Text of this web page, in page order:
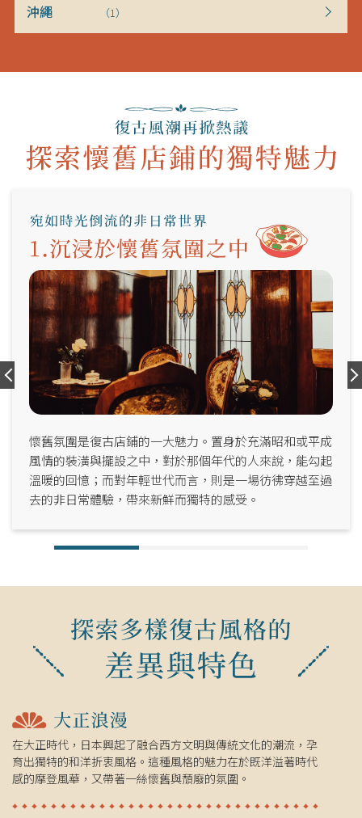
沖繩 （1）
懷舊氛圍是復古店鋪的一大魅力。置身於充滿昭和或平成
風情的裝潢與擺設之中，對於那個年代的人來說，能勾起
溫暖的回憶；而對年輕世代而言，則是一場彷彿穿越至過
去的非日常體驗，帶來新鮮而獨特的感受。
在大正時代，日本興起了融合西方文明與傳統文化的潮流，孕
育出獨特的和洋折衷風格。這種風格的魅力在於既洋溢著時代
感的摩登風華，又帶著一絲懷舊與頹廢的氛圍。